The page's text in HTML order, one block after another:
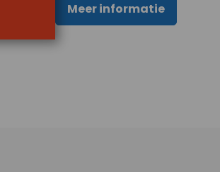
Meer informatie